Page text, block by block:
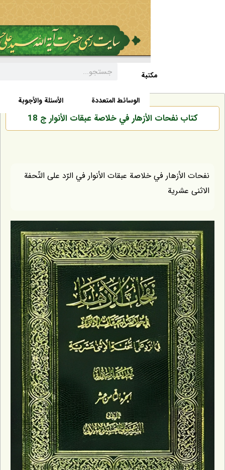
الأخبار السيرة الذاتية
الأسئلة والأجوبة الوسائط المتعددة
نفحات الأزهار في خلاصة عبقات الأنوار ج 18
في خلاصة عبقات الأنوار في الرّد على التّحفة